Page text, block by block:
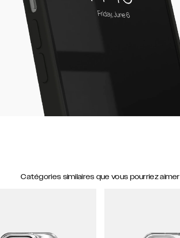
Catégories similaires que vous pourriez aimer